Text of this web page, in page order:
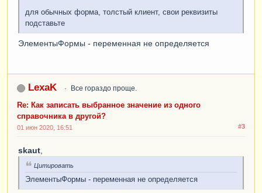
для обычных форма, толстый клиент, свои реквизиты
подставьте
ЭлементыФормы - переменная не определяется
LexaK Все гораздо проще.
Re: Как записать выбранное значение из одного
справочника в другой?
#3
01 июн 2020, 16:51
skaut,
Цитировать
ЭлементыФормы - переменная не определяется